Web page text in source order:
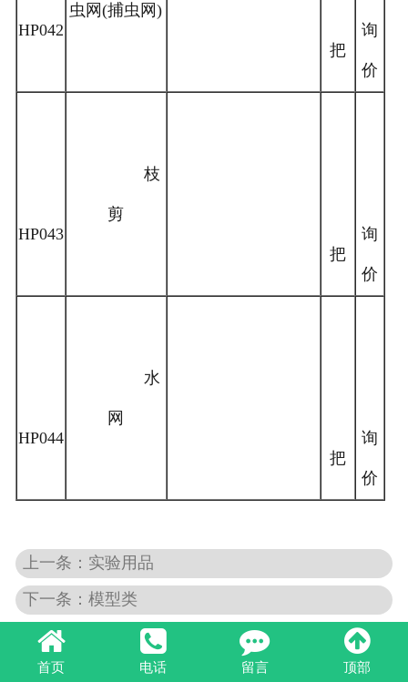
HP042
虫网(捕虫网)
把
询
价
HP043
枝
剪
把
询
价
HP044
水
网
把
询
价
上一条：实验用品
下一条：模型类
首页 电话 留言 顶部